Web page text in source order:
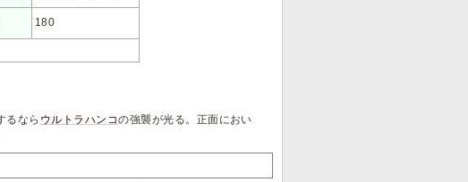
180
るなら ウルトラハンコの強襲が光る。正面におい